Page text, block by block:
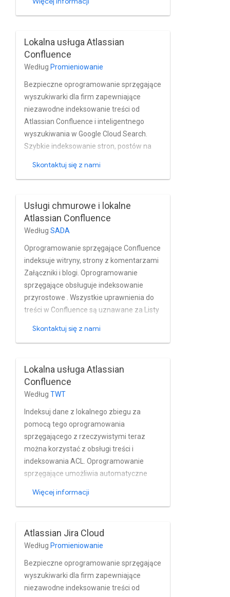
obsługuje ją lokalnie i instalacje Google
Lokalna usługa Atlassian
Confluence
Według Promieniowanie
Bezpieczne oprogramowanie sprzęgające
wyszukiwarki dla firm zapewniające
niezawodne indeksowanie treści od
Atlassian Confluence i inteligentnego
wyszukiwania w Google Cloud Search.
Szybkie indeksowanie stron, postów na
profile i witryny centrum dla tagów
pełni obsługuje wbudowane funkcje
zarządzania użytkownikami i grupami,
jako instalacje Confluence oparte na
Active Directory i innych usług
katalogowych.
Skontaktuj się z nami
Usługi chmurowe i lokalne
Atlassian Confluence
Według SADA
Oprogramowanie sprzęgające Confluence
indeksuje witryny, strony z komentarzami
Załączniki i blogi. Oprogramowanie
sprzęgające obsługuje indeksowanie
przyrostowe . Wszystkie uprawnienia do
treści w Confluence są uznawane za Listy
sprzęgające korzysta z interfejsu
Skontaktuj się z nami
Lokalna usługa Atlassian
Confluence
Według TWT
Indeksuj dane z lokalnego zbiegu za
pomocą tego oprogramowania
sprzęgającego z rzeczywistymi teraz
można korzystać z obsługi treści i
indeksowania ACL. Oprogramowanie
sprzęgające umożliwia automatyczne
Confluence. Od został opracowany jako
rzeczywistym. Używane przez wielu
klientów
Więcej informacji
Atlassian Jira Cloud
Według Promieniowanie
Bezpieczne oprogramowanie sprzęgające
wyszukiwarki dla firm zapewniające
niezawodne indeksowanie treści od